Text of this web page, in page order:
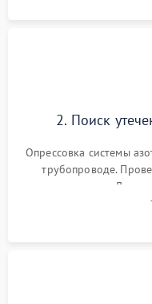
2. Поиск
Опрессовка системы
трубопроводе.
течеискателем.
продувка